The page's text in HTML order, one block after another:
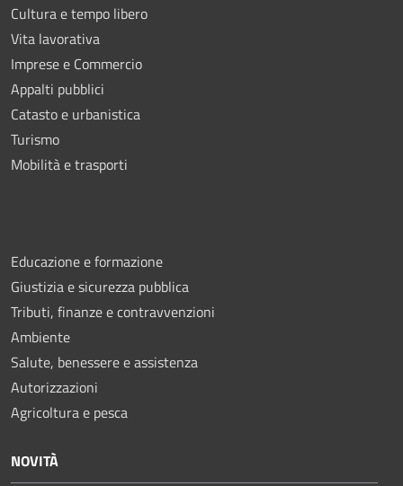
Cultura e tempo libero
Vita lavorativa
Imprese e Commercio
Appalti pubblici
Catasto e urbanistica
Turismo
Mobilità e trasporti
Educazione e formazione
Giustizia e sicurezza pubblica
Tributi, finanze e contravvenzioni
Ambiente
Salute, benessere e assistenza
Autorizzazioni
Agricoltura e pesca
NOVITÀ